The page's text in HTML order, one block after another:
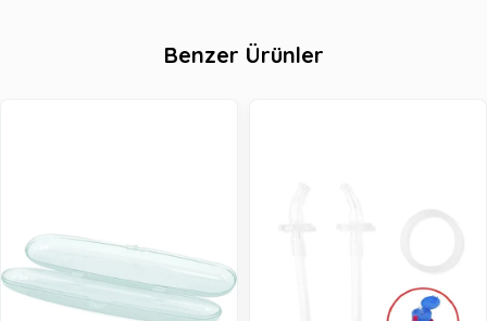
Benzer Ürünler